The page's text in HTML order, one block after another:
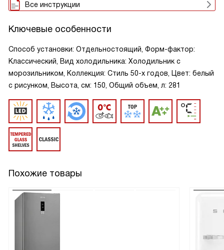
Все инструкции
Ключевые особенности
Способ установки: Отдельностоящий, Форм-фактор:
Классический, Вид холодильника: Холодильник с
морозильником, Коллекция: Стиль 50-х годов, Цвет: белый
с рисунком, Высота, см: 150, Общий объем, л: 281
Похожие товары